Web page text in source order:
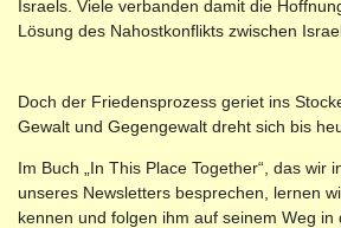
Israels. Viele verbanden damit die
Lösung des Nahostkonflikts zwischen
Doch der Friedensprozess geriet ins
Gewalt und Gegengewalt dreht sich bis
Im Buch „In This Place Together“, das wir
unseres Newsletters besprechen, lernen
kennen und folgen ihm auf seinem Weg in